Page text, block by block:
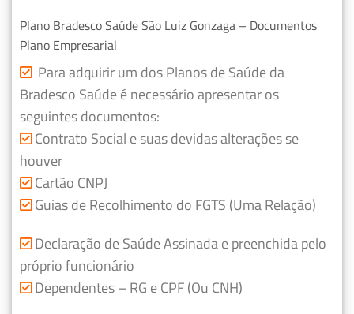
Plano Bradesco Saúde São Luiz Gonzaga – Documentos
Plano Empresarial
Para adquirir um dos Planos de Saúde da
Bradesco Saúde é necessário apresentar os
seguintes documentos:
Contrato Social e suas devidas alterações se
houver
Cartão CNPJ
Guias de Recolhimento do FGTS (Uma Relação)
Declaração de Saúde Assinada e preenchida pelo
próprio funcionário
Dependentes – RG e CPF (Ou CNH)